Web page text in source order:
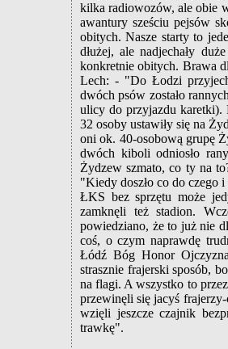
kilka radiowozów, ale obie
awantury sześciu pejsów
obitych. Nasze starty to
dłużej, ale nadjechały
konkretnie obitych. Brawa
Lech: - "Do Łodzi
dwóch psów zostało
ulicy do przyjazdu karetki).
32 osoby ustawiły się na
oni ok. 40-osobową grupę
dwóch kiboli odniosło
Żydzew szmato, co ty na
"Kiedy doszło co do czego
ŁKS bez sprzętu może
zamknęli też stadion.
powiedziano, że to już nie
coś, o czym naprawdę
Łódź Bóg Honor
strasznie frajerski sposób,
na flagi. A wszystko to
przewinęli się jacyś
wzięli jeszcze czajnik
trawkę".